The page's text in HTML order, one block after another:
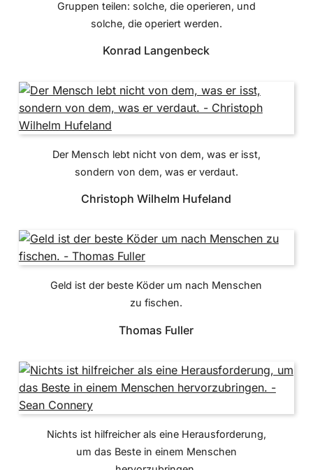
Gruppen teilen: solche, die operieren, und
solche, die operiert werden.
Konrad Langenbeck
Der Mensch lebt nicht von dem, was er isst,
sondern von dem, was er verdaut.
Christoph Wilhelm Hufeland
Geld ist der beste Köder um nach Menschen
zu fischen.
Thomas Fuller
Nichts ist hilfreicher als eine Herausforderung,
um das Beste in einem Menschen